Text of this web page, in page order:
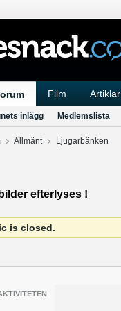
Film Artiklar
inlägg Medlemslista
Allmänt Ljugarbänken
efterlyses !
is closed.